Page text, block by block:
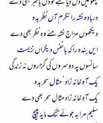
دربادہ نشہ را نگرم آں نظر بدہ
دیکھوں مزاج نشہ مئے وہ نظر بھی دے
ایں بندہ را کہ بانفس دیگراں نزیست
سانسوں پہ دوسروں کی گزاروں نہ زندگی
یک آہ خانہ زاد ‘ مثال سحربدہ
یک آہِ خانہ زاد مثالِ سحر بھی دے
سلیم مرا بہ جوئے تنک مایۂ مپیچ